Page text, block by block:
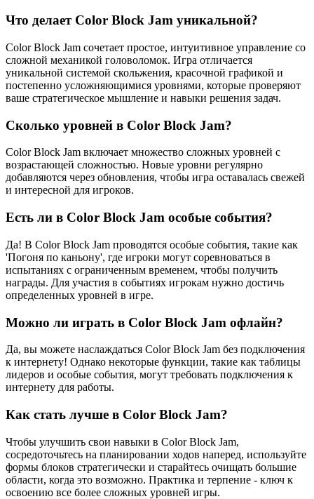
Что делает Color Block Jam уникальной?
Color Block Jam сочетает простое, интуитивное управление со
сложной механикой головоломок. Игра отличается
уникальной системой скольжения, красочной графикой и
постепенно усложняющимися уровнями, которые проверяют
ваше стратегическое мышление и навыки решения задач.
Сколько уровней в Color Block Jam?
Color Block Jam включает множество сложных уровней с
возрастающей сложностью. Новые уровни регулярно
добавляются через обновления, чтобы игра оставалась свежей
и интересной для игроков.
Есть ли в Color Block Jam особые события?
Да! В Color Block Jam проводятся особые события, такие как
'Погоня по каньону', где игроки могут соревноваться в
испытаниях с ограниченным временем, чтобы получить
награды. Для участия в событиях игрокам нужно достичь
определенных уровней в игре.
Можно ли играть в Color Block Jam офлайн?
Да, вы можете наслаждаться Color Block Jam без подключения
к интернету! Однако некоторые функции, такие как таблицы
лидеров и особые события, могут требовать подключения к
интернету для работы.
Как стать лучше в Color Block Jam?
Чтобы улучшить свои навыки в Color Block Jam,
сосредоточьтесь на планировании ходов наперед, используйте
формы блоков стратегически и старайтесь очищать большие
области, когда это возможно. Практика и терпение - ключ к
освоению все более сложных уровней игры.